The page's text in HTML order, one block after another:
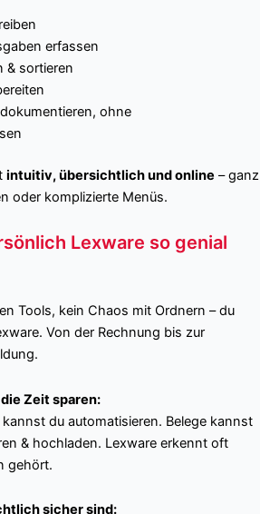
erfassen
& sortieren
ohne
intuitiv, übersichtlich und online – ganz
oder komplizierte Menüs.
Lexware so genial
Tools, kein Chaos mit Ordnern – du
Von der Rechnung bis zur
Zeit sparen:
du automatisieren. Belege kannst
& hochladen. Lexware erkennt oft
gehört.
sicher sind: